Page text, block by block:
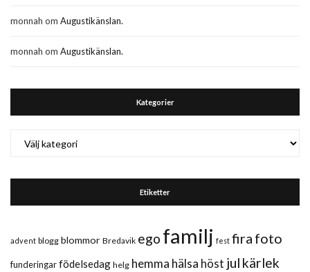
monnah om Augustikänslan.
monnah om Augustikänslan.
Kategorier
Etiketter
advent blogg blommor Bredavik ego familj fest fira foto
funderingarfödelsedag helg hemma hälsa höst jul kärlek